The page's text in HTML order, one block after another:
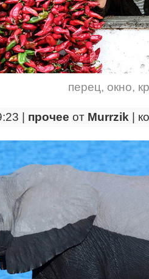
перец, окно,
| прочее от Murrzik